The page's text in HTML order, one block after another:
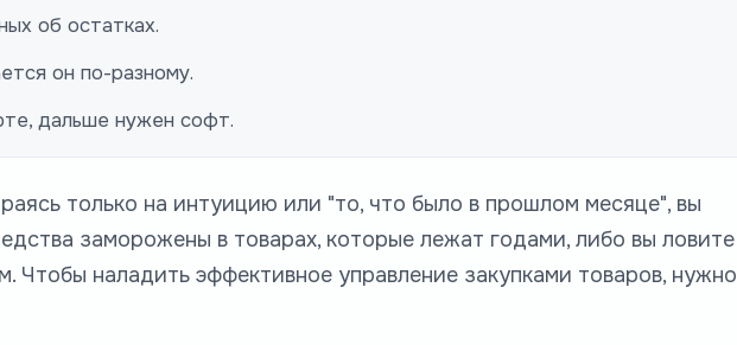
об остатках.
он по-разному.
дальше нужен софт.
только на интуицию или "то, что было в прошлом месяце", вы
заморожены в товарах, которые лежат годами, либо вы ловите
Чтобы наладить эффективное управление закупками товаров, нужно